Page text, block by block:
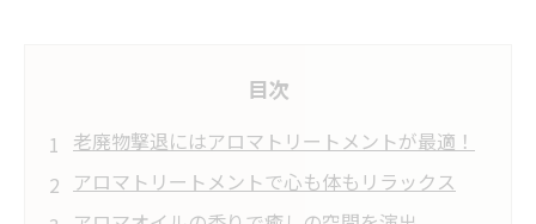
目次
老廃物撃退にはアロマトリートメントが最適！
アロマトリートメントで心も体もリラックス